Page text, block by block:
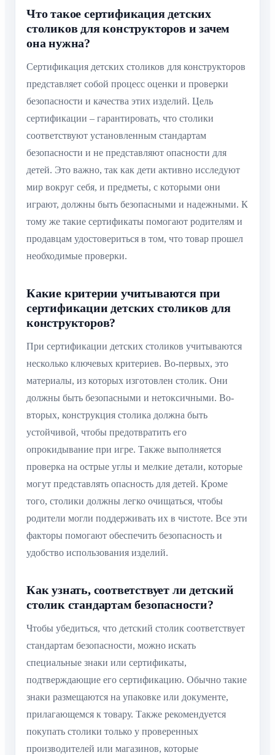
Что такое сертификация детских
столиков для конструкторов и зачем
она нужна?
Сертификация детских столиков для конструкторов
представляет собой процесс оценки и проверки
безопасности и качества этих изделий. Цель
сертификации – гарантировать, что столики
соответствуют установленным стандартам
безопасности и не представляют опасности для
детей. Это важно, так как дети активно исследуют
мир вокруг себя, и предметы, с которыми они
играют, должны быть безопасными и надежными. К
тому же такие сертификаты помогают родителям и
продавцам удостовериться в том, что товар прошел
необходимые проверки.
Какие критерии учитываются при
сертификации детских столиков для
конструкторов?
При сертификации детских столиков учитываются
несколько ключевых критериев. Во-первых, это
материалы, из которых изготовлен столик. Они
должны быть безопасными и нетоксичными. Во-
вторых, конструкция столика должна быть
устойчивой, чтобы предотвратить его
опрокидывание при игре. Также выполняется
проверка на острые углы и мелкие детали, которые
могут представлять опасность для детей. Кроме
того, столики должны легко очищаться, чтобы
родители могли поддерживать их в чистоте. Все эти
факторы помогают обеспечить безопасность и
удобство использования изделий.
Как узнать, соответствует ли детский
столик стандартам безопасности?
Чтобы убедиться, что детский столик соответствует
стандартам безопасности, можно искать
специальные знаки или сертификаты,
подтверждающие его сертификацию. Обычно такие
знаки размещаются на упаковке или документе,
прилагающемся к товару. Также рекомендуется
покупать столики только у проверенных
производителей или магазинов, которые